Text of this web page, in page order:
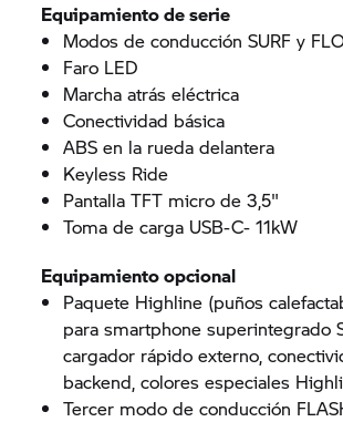
Equipamiento de serie
Modos de conducción SURF y
Faro LED
Marcha atrás eléctrica
Conectividad básica
ABS en la rueda delantera
Keyless Ride
Pantalla TFT micro de 3,5"
Toma de carga USB-C- 11kW
Equipamiento opcional
Paquete Highline (puños
para smartphone superintegrado
cargador rápido externo,
backend, colores especiales
Tercer modo de conducción